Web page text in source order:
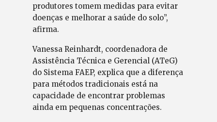
produtores tomem medidas para evitar
doenças e melhorar a saúde do solo”,
afirma.
Vanessa Reinhardt, coordenadora de
Assistência Técnica e Gerencial (ATeG)
do Sistema FAEP, explica que a diferença
para métodos tradicionais está na
capacidade de encontrar problemas
ainda em pequenas concentrações.